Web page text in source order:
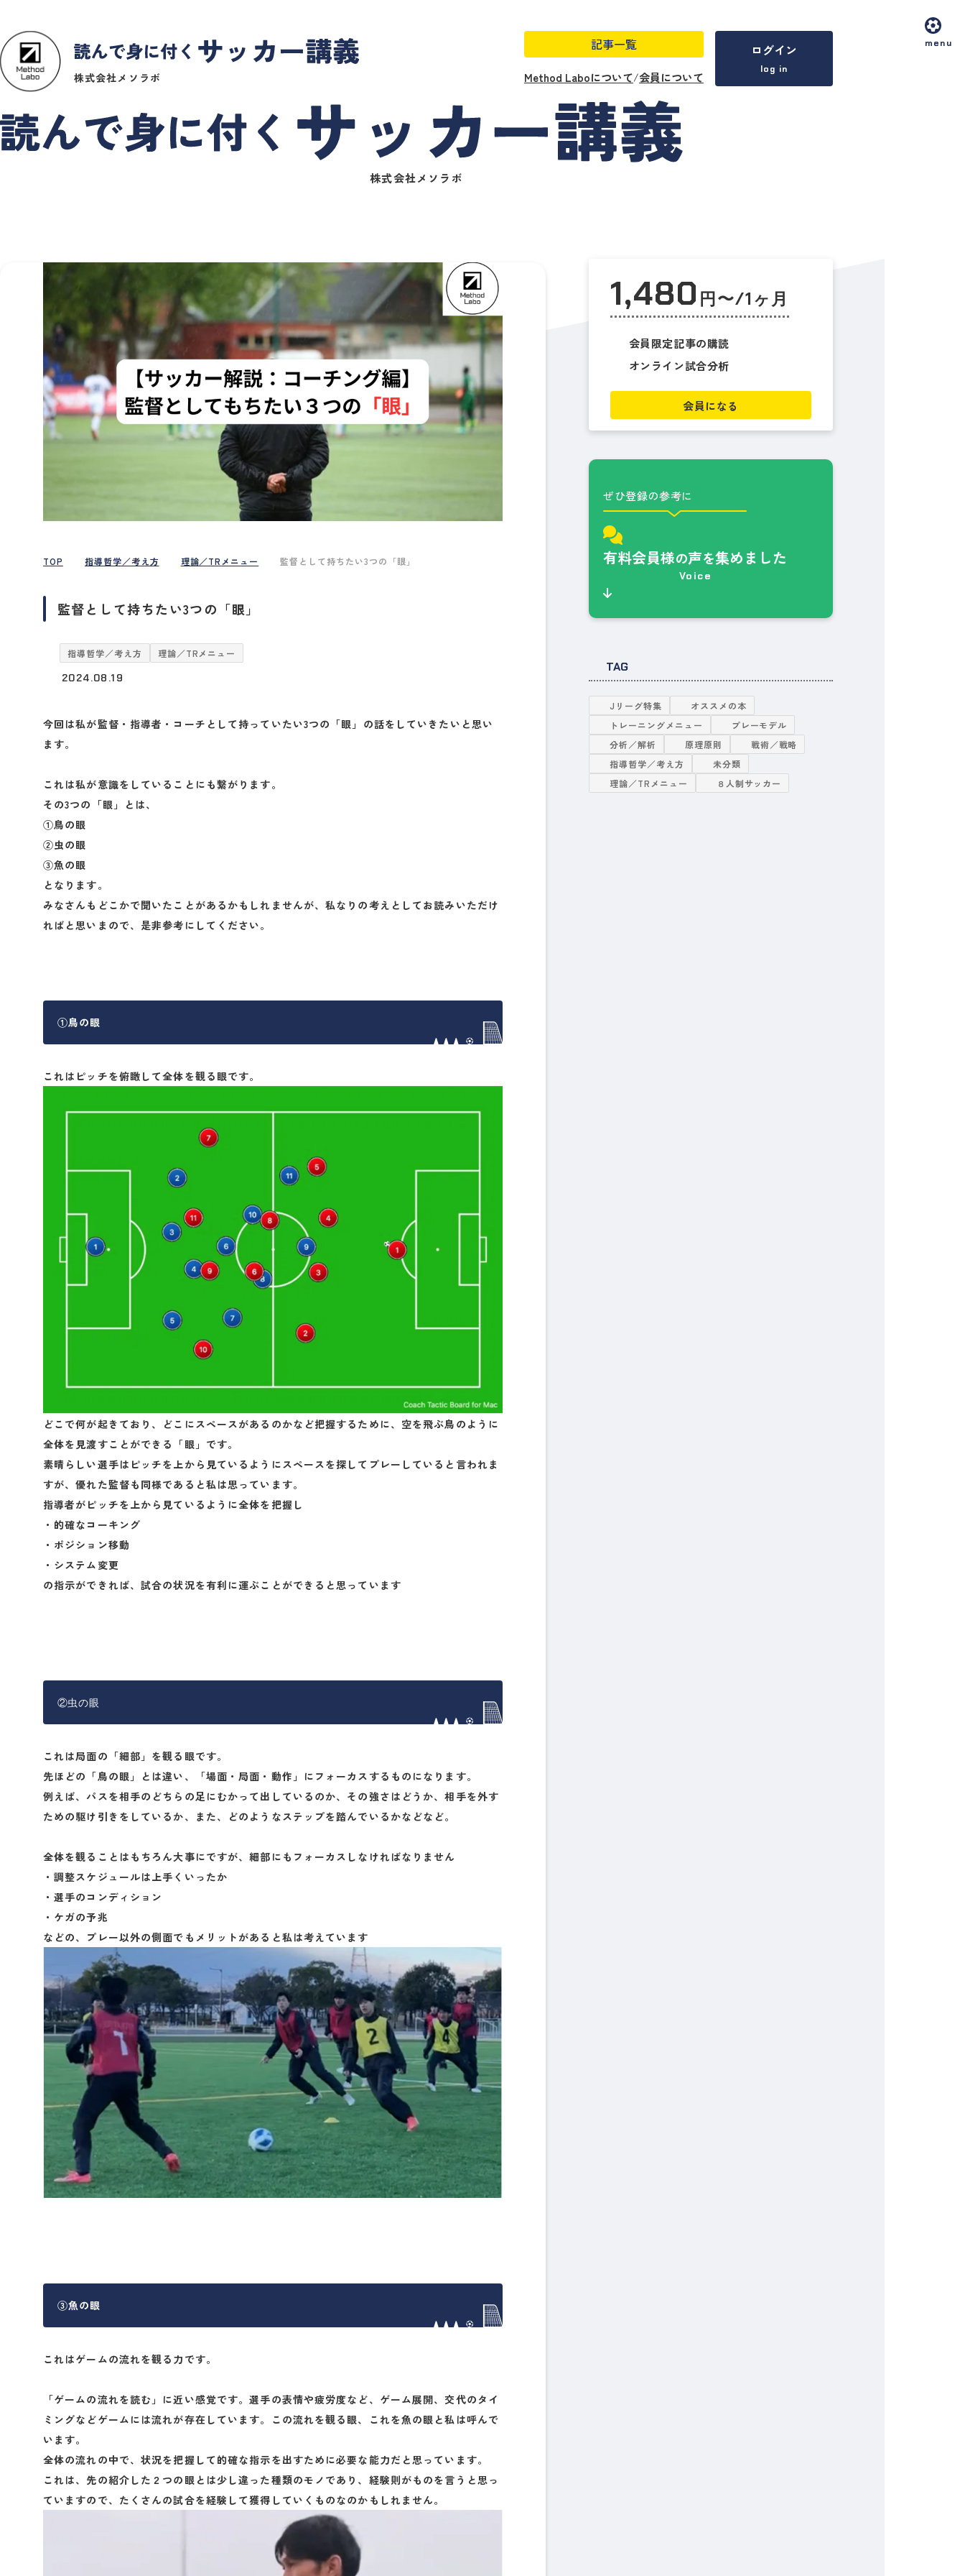
株式会社メソラボ
記事一覧
Method Laboについて/会員について
ログイン
log in
株式会社メソラボ
menu
TOP 指導哲学／考え方 理論／TRメニュー 監督として持ちたい3つの「眼」
監督として持ちたい3つの「眼」
指導哲学／考え方 理論／TRメニュー
2024.08.19
今回は私が監督・指導者・コーチとして持っていたい3つの「眼」の話をしていきたいと思い
ます。
これは私が意識をしていることにも繋がります。
その3つの「眼」とは、
①鳥の眼
②虫の眼
③魚の眼
となります。
みなさんもどこかで聞いたことがあるかもしれませんが、私なりの考えとしてお読みいただけ
ればと思いまので、是非参考にしてください。
①鳥の眼
これはピッチを俯瞰して全体を観る眼です。
どこで何が起きており、どこにスペースがあるのかなど把握するために、空を飛ぶ鳥のように
全体を見渡すことができる「眼」です。
素晴らしい選手はピッチを上から見ているようにスペースを探してプレーしていると言われま
すが、優れた監督も同様であると私は思っています。
指導者がピッチを上から見ているように全体を把握し
・的確なコーキング
・ポジション移動
・システム変更
の指示ができれば、試合の状況を有利に運ぶことができると思っています
②虫の眼
これは局面の「細部」を観る眼です。
先ほどの「鳥の眼」とは違い、「場面・局面・動作」にフォーカスするものになります。
例えば、パスを相手のどちらの足にむかって出しているのか、その強さはどうか、相手を外す
ための駆け引きをしているか、また、どのようなステップを踏んでいるかなどなど。
全体を観ることはもちろん大事にですが、細部にもフォーカスしなければなりません
・調整スケジュールは上手くいったか
・選手のコンディション
・ケガの予兆
などの、プレー以外の側面でもメリットがあると私は考えています
③魚の眼
これはゲームの流れを観る力です。
「ゲームの流れを読む」に近い感覚です。選手の表情や疲労度など、ゲーム展開、交代のタイ
ミングなどゲームには流れが存在しています。この流れを観る眼、これを魚の眼と私は呼んで
います。
全体の流れの中で、状況を把握して的確な指示を出すために必要な能力だと思っています。
これは、先の紹介した２つの眼とは少し違った種類のモノであり、経験則がものを言うと思っ
ていますので、たくさんの試合を経験して獲得していくものなのかもしれません。
1,480 円〜/1ヶ月
会員限定記事の購読
オンライン試合分析
会員になる
ぜひ登録の参考に
有料会員様の声を集めました
Voice
TAG
Jリーグ特集
オススメの本
トレーニングメニュー
プレーモデル
分析／解析
原理原則
戦術／戦略
指導哲学／考え方
未分類
理論／TRメニュー
８人制サッカー